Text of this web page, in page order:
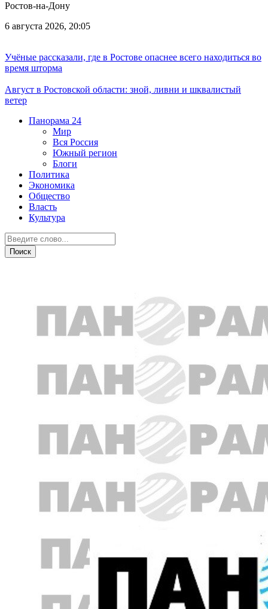
Ростов-на-Дону
6 августа 2026, 20:05
Учёные рассказали, где в Ростове опаснее всего находиться во
время шторма
Август в Ростовской области: зной, ливни и шквалистый
ветер
Панорама 24
Мир
Вся Россия
Южный регион
Блоги
Политика
Экономика
Общество
Власть
Культура